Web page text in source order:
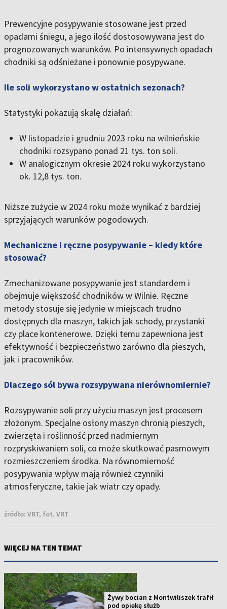
Prewencyjne posypywanie stosowane jest przed
opadami śniegu, a jego ilość dostosowywana jest do
prognozowanych warunków. Po intensywnych opadach
chodniki są odśnieżane i ponownie posypywane.
Ile soli wykorzystano w ostatnich sezonach?
Statystyki pokazują skalę działań:
W listopadzie i grudniu 2023 roku na wilnieńskie
chodniki rozsypano ponad 21 tys. ton soli.
W analogicznym okresie 2024 roku wykorzystano
ok. 12,8 tys. ton.
Niższe zużycie w 2024 roku może wynikać z bardziej
sprzyjających warunków pogodowych.
Mechaniczne i ręczne posypywanie – kiedy które
stosować?
Zmechanizowane posypywanie jest standardem i
obejmuje większość chodników w Wilnie. Ręczne
metody stosuje się jedynie w miejscach trudno
dostępnych dla maszyn, takich jak schody, przystanki
czy place kontenerowe. Dzięki temu zapewniona jest
efektywność i bezpieczeństwo zarówno dla pieszych,
jak i pracowników.
Dlaczego sól bywa rozsypywana nierównomiernie?
Rozsypywanie soli przy użyciu maszyn jest procesem
złożonym. Specjalne osłony maszyn chronią pieszych,
zwierzęta i roślinność przed nadmiernym
rozpryskiwaniem soli, co może skutkować pasmowym
rozmieszczeniem środka. Na równomierność
posypywania wpływ mają również czynniki
atmosferyczne, takie jak wiatr czy opady.
źródło: VRT, fot. VRT
WIĘCEJ NA TEN TEMAT
Żywy bocian z Montwiliszek trafił
pod opiekę służb